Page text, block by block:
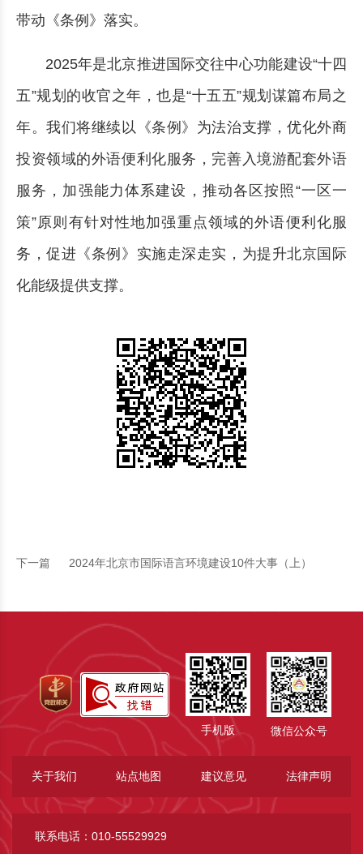
带动《条例》落实。
2025年是北京推进国际交往中心功能建设“十四
五”规划的收官之年，也是“十五五”规划谋篇布局之
年。我们将继续以《条例》为法治支撑，优化外商
投资领域的外语便利化服务，完善入境游配套外语
服务，加强能力体系建设，推动各区按照“一区一
策”原则有针对性地加强重点领域的外语便利化服
务，促进《条例》实施走深走实，为提升北京国际
化能级提供支撑。
下一篇 2024年北京市国际语言环境建设10件大事（上）
手机版 微信公众号
关于我们 站点地图 建议意见 法律声明
联系电话：010-55529929